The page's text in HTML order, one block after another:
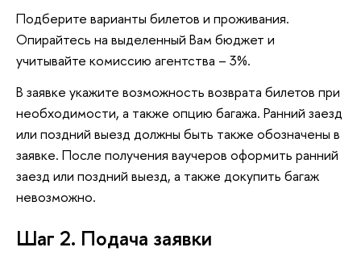
Подберите варианты билетов и проживания.
Опирайтесь на выделенный Вам бюджет и
учитывайте комиссию агентства – 3%.
В заявке укажите возможность возврата билетов при
необходимости, а также опцию багажа. Ранний заезд
или поздний выезд должны быть также обозначены в
заявке. После получения ваучеров оформить ранний
заезд или поздний выезд, а также докупить багаж
невозможно.
Шаг 2. Подача заявки